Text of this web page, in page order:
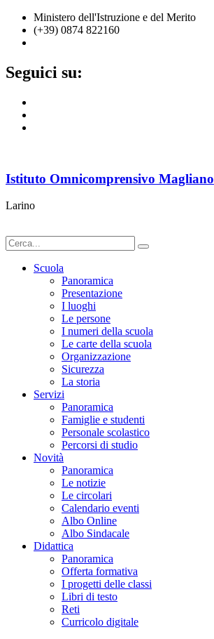
Ministero dell'Istruzione e del Merito
(+39) 0874 822160
Seguici su:
Istituto Omnicomprensivo Magliano
Larino
Scuola
Panoramica
Presentazione
I luoghi
Le persone
I numeri della scuola
Le carte della scuola
Organizzazione
Sicurezza
La storia
Servizi
Panoramica
Famiglie e studenti
Personale scolastico
Percorsi di studio
Novità
Panoramica
Le notizie
Le circolari
Calendario eventi
Albo Online
Albo Sindacale
Didattica
Panoramica
Offerta formativa
I progetti delle classi
Libri di testo
Reti
Curricolo digitale